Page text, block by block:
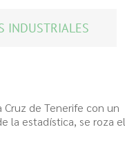
INDUSTRIALES
de Tenerife con un
la estadística, se roza el